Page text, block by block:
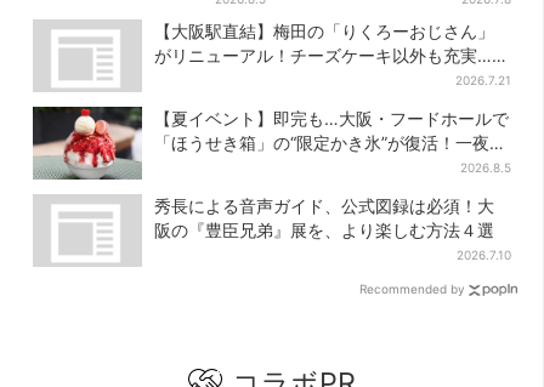
タイミングに視聴者歓喜
る、漫才を磨き続けた日々
【大阪駅直結】梅田の「りくろーおじさん」
がリニューアル！チーズケーキ以外も充実…並
2026.7.21
【夏イベント】即完も…大阪・フードホールで
「ほうせき箱」の“限定かき氷”が復活！一夜限
2026.8.5
秀長による音声ガイド、公式図録は必須！大
阪の『豊臣兄弟』展を、より楽しむ方法４選
2026.7.10
Recommended by